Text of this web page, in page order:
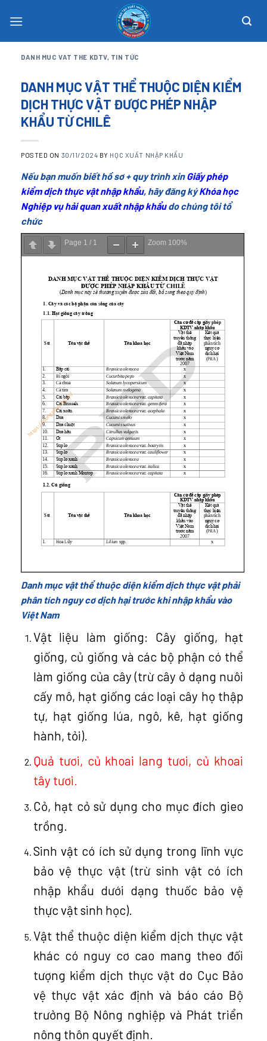
DANH MUC VAT THE KDTV, TIN TỨC
DANH MỤC VẬT THỂ THUỘC DIỆN KIỂM
DỊCH THỰC VẬT ĐƯỢC PHÉP NHẬP
KHẨU TỪ CHILÊ
POSTED ON 30/11/2024 BY HỌC XUẤT NHẬP KHẨU
Nếu bạn muốn biết hồ sơ + quy trình xinGiấy phép
kiểm dịch thực vật nhập khẩu, hãy đăng kýKhóa học
Nghiệp vụ hải quan xuất nhập khẩudo chúng tôi tổ
chức
Page 1 / 1 Zoom 100%
Danh mục vật thể thuộc diện kiểm dịch thực vật phải
phân tích nguy cơ dịch hại trước khi nhập khẩu vào
Việt Nam
Vật liệu làm giống: Cây giống, hạt
giống, củ giống và các bộ phận có thể
làm giống của cây (trừ cây ở dạng nuôi
cấy mô, hạt giống các loại cây họ thập
tự, hạt giống lúa, ngô, kê, hạt giống
hành, tỏi).
Quả tươi, củ khoai lang tươi, củ khoai
tây tươi.
Cỏ, hạt cỏ sử dụng cho mục đích gieo
trồng.
Sinh vật có ích sử dụng trong lĩnh vực
bảo vệ thực vật (trừ sinh vật có ích
nhập khẩu dưới dạng thuốc bảo vệ
thực vật sinh học).
Vật thể thuộc diện kiểm dịch thực vật
khác có nguy cơ cao mang theo đối
tượng kiểm dịch thực vật do Cục Bảo
vệ thực vật xác định và báo cáo Bộ
trưởng Bộ Nông nghiệp và Phát triển
nông thôn quyết định.